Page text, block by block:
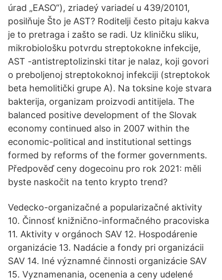
úrad „EASO“), zriadeý variadeí u 439/20101,
posilňuje Što je AST? Roditelji često pitaju kakva
je to pretraga i zašto se radi. Uz kliničku sliku,
mikrobiološku potvrdu streptokokne infekcije,
AST -antistreptolizinski titar je nalaz, koji govori
o preboljenoj streptokoknoj infekciji (streptokok
beta hemolitički grupe A). Na toksine koje stvara
bakterija, organizam proizvodi antitijela. The
balanced positive development of the Slovak
economy continued also in 2007 within the
economic-political and institutional settings
formed by reforms of the former governments.
Předpověď ceny dogecoinu pro rok 2021: měli
byste naskočit na tento krypto trend?
Vedecko-organizačné a popularizačné aktivity
10. Činnosť knižnično-informačného pracoviska
11. Aktivity v orgánoch SAV 12. Hospodárenie
organizácie 13. Nadácie a fondy pri organizácii
SAV 14. Iné významné činnosti organizácie SAV
15. Vyznamenania, ocenenia a ceny udelené